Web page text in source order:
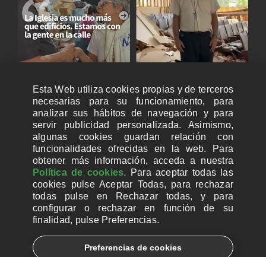
CUENTAS BANCARIAS PARA DONAR
Esta Web utiliza cookies propias y de terceros
necesarias para su funcionamiento, para
analizar sus hábitos de navegación y para
servir publicidad personalizada. Asimismo,
algunas cookies guardan relación con
funcionalidades ofrecidas en la web. Para
obtener más información, acceda a nuestra
Política de cookies. Para aceptar todas las
cookies pulse Aceptar Todas, para rechazar
todas pulse en Rechazar todas, y para
configurar o rechazar en función de su
finalidad, pulse Preferencias.
Preferencias de cookies